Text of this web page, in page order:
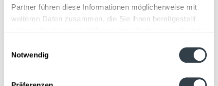
Partner führen diese Informationen möglicherweise mit
weiteren Daten zusammen, die Sie ihnen bereitgestellt
Notwendig
Artikel-Nr.: 15619
Wasser, GERSTENMALZ, WEIZENmalz, Hopfenextrakt
mehr